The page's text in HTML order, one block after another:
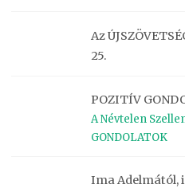
Az
25.
POZITÍV
A Névtelen
GONDOLATOK
Ima Adelmától,